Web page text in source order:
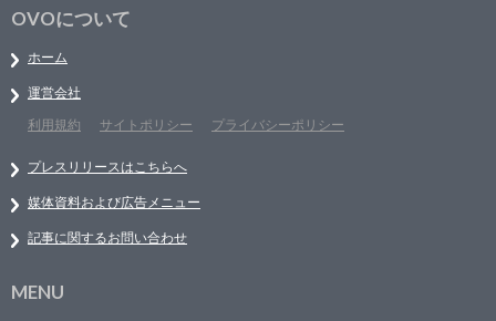
OVOについて
ホーム
運営会社
利用規約
サイトポリシー プライバシーポリシー
プレスリリースはこちらへ
媒体資料および広告メニュー
記事に関するお問い合わせ
MENU